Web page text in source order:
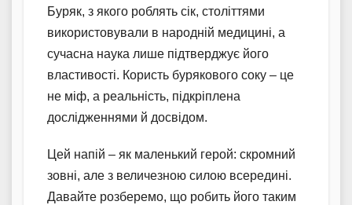
Буряк, з якого роблять сік, століттями
використовували в народній медицині, а
сучасна наука лише підтверджує його
властивості. Користь бурякового соку – це
не міф, а реальність, підкріплена
дослідженнями й досвідом.
Цей напій – як маленький герой: скромний
зовні, але з величезною силою всередині.
Давайте розберемо, що робить його таким